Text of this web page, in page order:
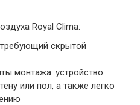
Royal Clima:
скрытой
монтажа: устройство
или пол, а также легко